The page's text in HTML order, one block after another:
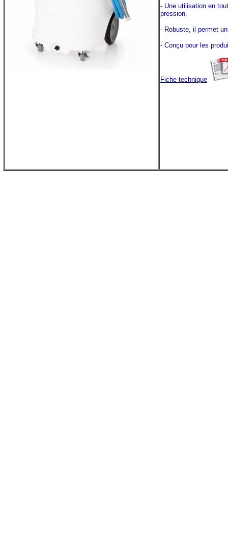
- Une utilisation en
pression.
- Robuste, il permet
- Conçu pour les
Fiche technique